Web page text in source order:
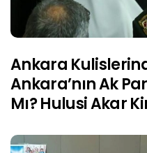
Ankara
Ankara’nın Ak
Mı? Hulusi Akar